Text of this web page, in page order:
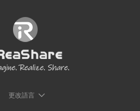
更改語言